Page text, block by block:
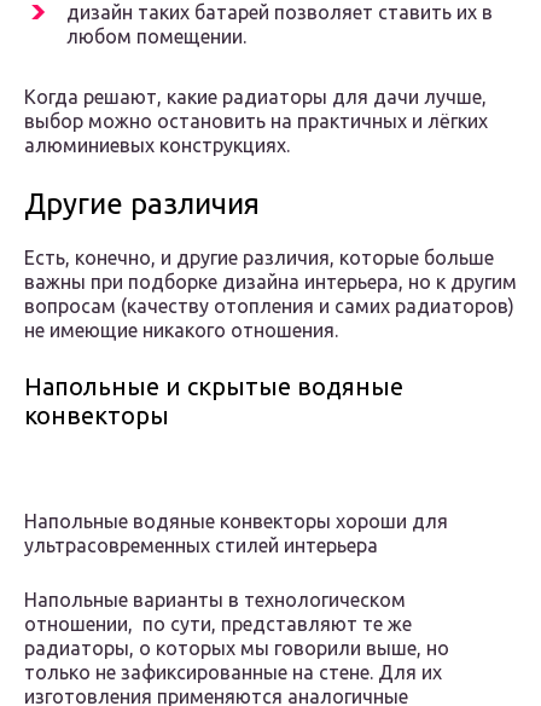
дизайн таких батарей позволяет ставить их в
любом помещении.
Когда решают, какие радиаторы для дачи лучше,
выбор можно остановить на практичных и лёгких
алюминиевых конструкциях.
Другие различия
Есть, конечно, и другие различия, которые больше
важны при подборке дизайна интерьера, но к другим
вопросам (качеству отопления и самих радиаторов)
не имеющие никакого отношения.
Напольные и скрытые водяные
конвекторы
Напольные водяные конвекторы хороши для
ультрасовременных стилей интерьера
Напольные варианты в технологическом
отношении, по сути, представляют те же
радиаторы, о которых мы говорили выше, но
только не зафиксированные на стене. Для их
изготовления применяются аналогичные